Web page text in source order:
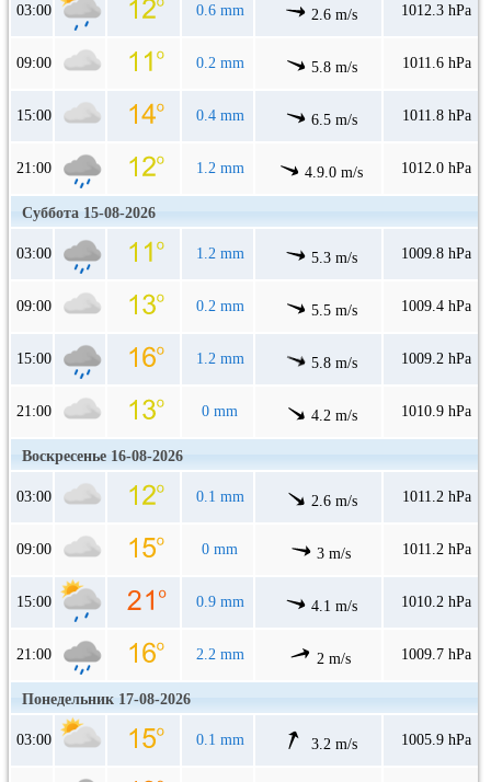
03:00 0.6 mm 2.6 m/s 1012.3 hPa
09:00 0.2 mm 5.8 m/s 1011.6 hPa
15:00 0.4 mm 6.5 m/s 1011.8 hPa
21:00 1.2 mm 4.9.0 m/s 1012.0 hPa
Суббота 15-08-2026
03:00 1.2 mm 5.3 m/s 1009.8 hPa
09:00 0.2 mm 5.5 m/s 1009.4 hPa
15:00 1.2 mm 5.8 m/s 1009.2 hPa
21:00 0 mm 4.2 m/s 1010.9 hPa
Воскресенье 16-08-2026
03:00 0.1 mm 2.6 m/s 1011.2 hPa
09:00 0 mm 3 m/s 1011.2 hPa
15:00 0.9 mm 4.1 m/s 1010.2 hPa
21:00 2.2 mm 2 m/s 1009.7 hPa
Понедельник 17-08-2026
03:00 0.1 mm 3.2 m/s 1005.9 hPa